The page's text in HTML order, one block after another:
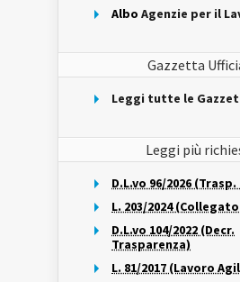
Albo Agenzie per il
Gazzetta
Leggi tutte le
Leggi più
D.L.vo 96/2026
L. 203/2024
D.L.vo 104/2022 (Decr.
Trasparenza)
L. 81/2017 (Lavoro